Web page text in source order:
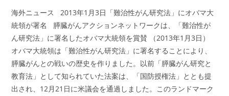
海外ニュース 2013年1月3日「難治性がん研究法」にオバマ大
統領が署名 膵臓がんアクションネットワークは、「難治性が
ん研究法」に署名したオバマ大統領を賞賛 （2013年1月3日）
オバマ大統領は「難治性がん研究法」に署名することにより、
膵臓がんとの戦いの歴史を作りました。以前「膵臓がん研究と
教育法」として知られていた法案は、「国防授権法」ととも提
出され、12月21日に米議会を通過しました。このランドマーク